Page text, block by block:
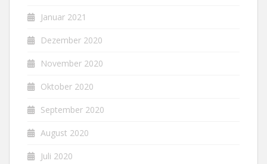
Januar 2021
Dezember 2020
November 2020
Oktober 2020
September 2020
August 2020
Juli 2020